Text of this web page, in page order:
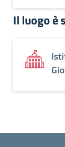
Il luogo è